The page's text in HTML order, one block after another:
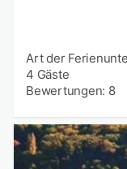
Art der
4 Gäste
Bewertungen: 8